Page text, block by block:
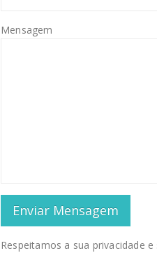
Mensagem
Respeitamos a sua privacidade